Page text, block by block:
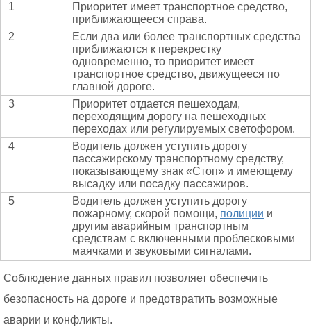
1
Приоритет имеет транспортное средство,
приближающееся справа.
2
Если два или более транспортных средства
приближаются к перекрестку
одновременно, то приоритет имеет
транспортное средство, движущееся по
главной дороге.
3
Приоритет отдается пешеходам,
переходящим дорогу на пешеходных
переходах или регулируемых светофором.
4
Водитель должен уступить дорогу
пассажирскому транспортному средству,
показывающему знак «Стоп» и имеющему
высадку или посадку пассажиров.
5
Водитель должен уступить дорогу
пожарному, скорой помощи, полиции и
другим аварийным транспортным
средствам с включенными проблесковыми
маячками и звуковыми сигналами.
Соблюдение данных правил позволяет обеспечить
безопасность на дороге и предотвратить возможные
аварии и конфликты.